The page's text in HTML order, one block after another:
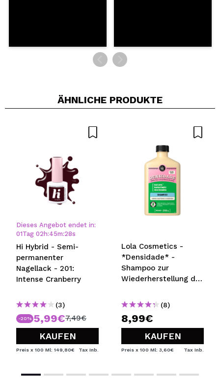
ÄHNLICHE PRODUKTE
Dieses Angebot endet in:
01Tag 02h:45m:28s
Hi Hybrid - Semi-
permanenter
Nagellack - 201:
Intense Cranberry
(3)
-20% 5,99€7,49€
KAUFEN
Preis x 100 Ml: 149,80€ Tax Inb.
Lola Cosmetics -
*Densidade* -
Shampoo zur
Wiederherstellung der
(8)
8,99€
KAUFEN
Preis x 100 Ml: 3,60€ Tax Inb.